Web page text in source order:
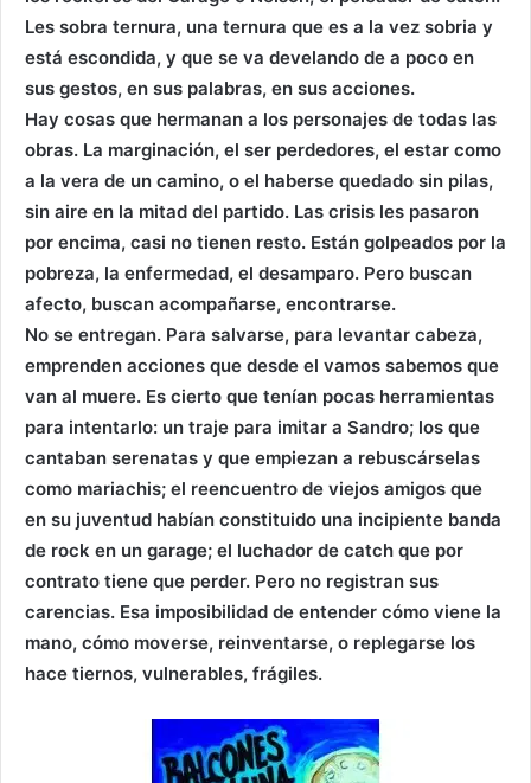
Les sobra ternura, una ternura que es a la vez sobria y
está escondida, y que se va develando de a poco en
sus gestos, en sus palabras, en sus acciones.
Hay cosas que hermanan a los personajes de todas las
obras. La marginación, el ser perdedores, el estar como
a la vera de un camino, o el haberse quedado sin pilas,
sin aire en la mitad del partido. Las crisis les pasaron
por encima, casi no tienen resto. Están golpeados por la
pobreza, la enfermedad, el desamparo. Pero buscan
afecto, buscan acompañarse, encontrarse.
No se entregan. Para salvarse, para levantar cabeza,
emprenden acciones que desde el vamos sabemos que
van al muere. Es cierto que tenían pocas herramientas
para intentarlo: un traje para imitar a Sandro; los que
cantaban serenatas y que empiezan a rebuscárselas
como mariachis; el reencuentro de viejos amigos que
en su juventud habían constituido una incipiente banda
de rock en un garage; el luchador de catch que por
contrato tiene que perder. Pero no registran sus
carencias. Esa imposibilidad de entender cómo viene la
mano, cómo moverse, reinventarse, o replegarse los
hace tiernos, vulnerables, frágiles.